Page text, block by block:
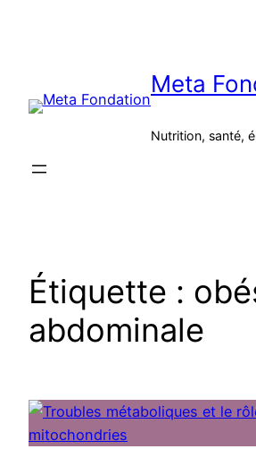
Meta
Nutrition, santé,
Étiquette :
abdominale